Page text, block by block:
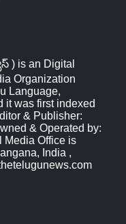
) is an Digital
Organization
Language,
it was first indexed
& Publisher:
& Operated by:
Media Office is
India ,